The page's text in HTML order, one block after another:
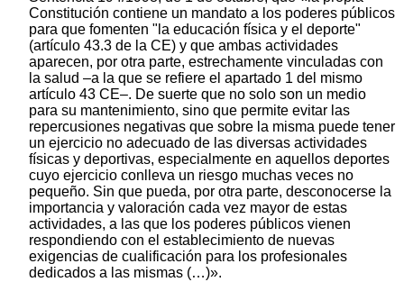
Constitución contiene un mandato a los poderes públicos
para que fomenten "la educación física y el deporte"
(artículo 43.3 de la CE) y que ambas actividades
aparecen, por otra parte, estrechamente vinculadas con
la salud –a la que se refiere el apartado 1 del mismo
artículo 43 CE–. De suerte que no solo son un medio
para su mantenimiento, sino que permite evitar las
repercusiones negativas que sobre la misma puede tener
un ejercicio no adecuado de las diversas actividades
físicas y deportivas, especialmente en aquellos deportes
cuyo ejercicio conlleva un riesgo muchas veces no
pequeño. Sin que pueda, por otra parte, desconocerse la
importancia y valoración cada vez mayor de estas
actividades, a las que los poderes públicos vienen
respondiendo con el establecimiento de nuevas
exigencias de cualificación para los profesionales
dedicados a las mismas (…)».